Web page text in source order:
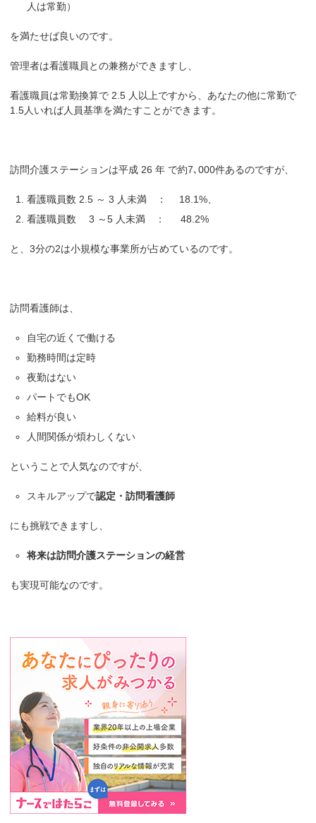
人は常勤）
を満たせば良いのです。
管理者は看護職員との兼務ができますし、
看護職員は常勤換算で 2.5 人以上ですから、あなたの他に常勤で
1.5人いれば人員基準を満たすことができます。
訪問介護ステーションは平成 26 年 で約7､000件あるのですが、
看護職員数 2.5 ～ 3 人未満 ： 18.1%、
看護職員数 3 ～5 人未満 ： 48.2%
と、3分の2は小規模な事業所が占めているのです。
訪問看護師は、
自宅の近くで働ける
勤務時間は定時
夜勤はない
パートでもOK
給料が良い
人間関係が煩わしくない
ということで人気なのですが、
スキルアップで認定・訪問看護師
にも挑戦できますし、
将来は訪問介護ステーションの経営
も実現可能なのです。